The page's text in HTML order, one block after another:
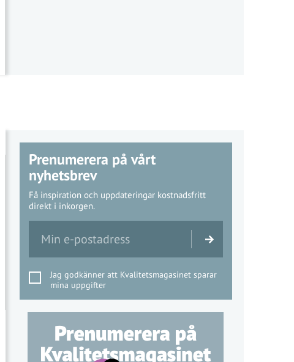
Prenumerera på vårt
nyhetsbrev
Få inspiration och uppdateringar kostnadsfritt
direkt i inkorgen.
Jag godkänner att Kvalitetsmagasinet sparar
mina uppgifter